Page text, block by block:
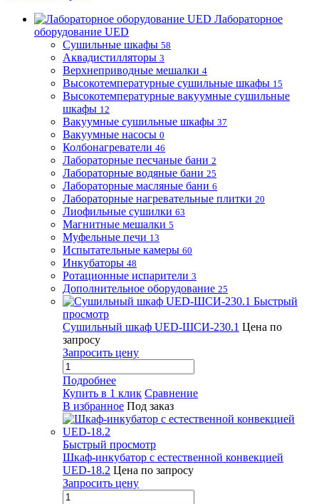
Лабораторное
оборудование UED
Сушильные шкафы 58
Аквадистилляторы 3
Верхнеприводные мешалки 4
Высокотемпературные сушильные шкафы 15
Высокотемпературные вакуумные сушильные
шкафы 12
Вакуумные сушильные шкафы 37
Вакуумные насосы 0
Колбонагреватели 46
Лабораторные песчаные бани 2
Лабораторные водяные бани 25
Лабораторные масляные бани 6
Лабораторные нагревательные плитки 20
Лиофильные сушилки 63
Магнитные мешалки 5
Муфельные печи 13
Испытательные камеры 60
Инкубаторы 48
Ротационные испарители 3
Дополнительное оборудование 25
Быстрый
просмотр
Сушильный шкаф UED-ШСИ-230.1 Цена по
запросу
Запросить цену
Подробнее
Купить в 1 клик Сравнение
В избранное Под заказ
Быстрый просмотр
Шкаф-инкубатор с естественной конвекцией
UED-18.2 Цена по запросу
Запросить цену